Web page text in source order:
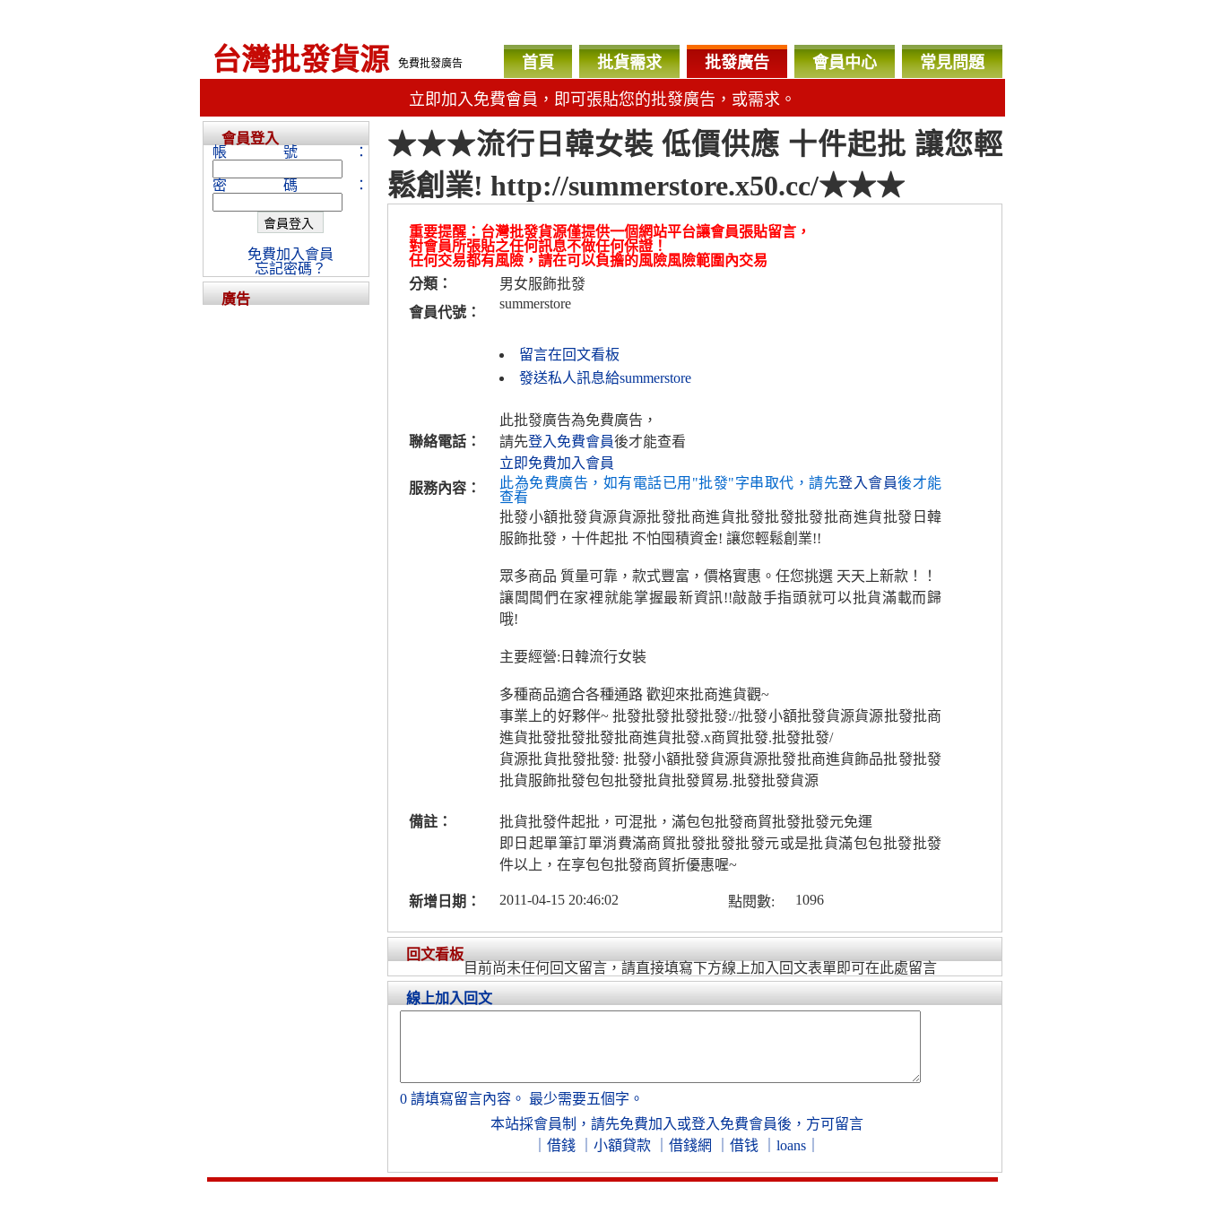
台灣批發貨源 免費批發廣告 首頁 批貨需求 批發廣告 會員中心 常見問題
立即加入免費會員，即可張貼您的批發廣告，或需求。
★★★流行日韓女裝 低價供應 十件起批 讓您輕
鬆創業! http://summerstore.x50.cc/★★★
重要提醒：台灣批發貨源僅提供一個網站平台讓會員張貼留言，
對會員所張貼之任何訊息不做任何保證！
任何交易都有風險，請在可以負擔的風險風險範圍內交易
分類：
男女服飾批發
會員代號：
summerstore
留言在回文看板
發送私人訊息給summerstore
聯絡電話：
此批發廣告為免費廣告，
請先登入免費會員後才能查看
立即免費加入會員
服務內容：
此為免費廣告，如有電話已用"批發"字串取代，請先登入會員後才能
查看
批發小額批發貨源貨源批發批商進貨批發批發批發批商進貨批發日韓
服飾批發，十件起批 不怕囤積資金! 讓您輕鬆創業!!
眾多商品 質量可靠，款式豐富，價格實惠。任您挑選 天天上新款！！
讓闆闆們在家裡就能掌握最新資訊!!敲敲手指頭就可以批貨滿載而歸
哦!
主要經營:日韓流行女裝
多種商品適合各種通路 歡迎來批商進貨觀~
事業上的好夥伴~ 批發批發批發批發://批發小額批發貨源貨源批發批商
進貨批發批發批發批商進貨批發.x商貿批發.批發批發/
貨源批貨批發批發: 批發小額批發貨源貨源批發批商進貨飾品批發批發
批貨服飾批發包包批發批貨批發貿易.批發批發貨源
備註：
批貨批發件起批，可混批，滿包包批發商貿批發批發元免運
即日起單筆訂單消費滿商貿批發批發批發元或是批貨滿包包批發批發
件以上，在享包包批發商貿折優惠喔~
新增日期： 2011-04-15 20:46:02 點閱數: 1096
回文看板
目前尚未任何回文留言，請直接填寫下方線上加入回文表單即可在此處留言
線上加入回文
0 請填寫留言內容。 最少需要五個字。
本站採會員制， 請先免費加入 或登入免費會員後，方可留言
借錢 小額貸款 借錢網 借钱 loans
會員登入
帳號：
密碼：
免費加入會員
忘記密碼？
廣告